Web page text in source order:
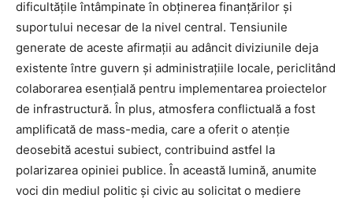
dificultățile întâmpinate în obținerea finanțărilor și
suportului necesar de la nivel central. Tensiunile
generate de aceste afirmații au adâncit diviziunile deja
existente între guvern și administrațiile locale, periclitând
colaborarea esențială pentru implementarea proiectelor
de infrastructură. În plus, atmosfera conflictuală a fost
amplificată de mass-media, care a oferit o atenție
deosebită acestui subiect, contribuind astfel la
polarizarea opiniei publice. În această lumină, anumite
voci din mediul politic și civic au solicitat o mediere